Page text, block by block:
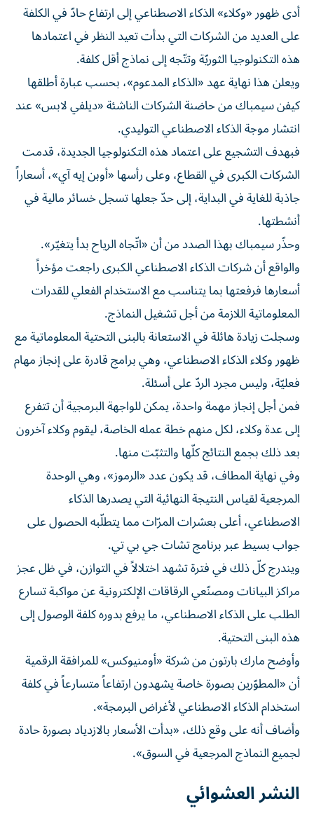
أدى ظهور «وكلاء» الذكاء الاصطناعي إلى ارتفاع حادّ في الكلفة
على العديد من الشركات التي بدأت تعيد النظر في اعتمادها
هذه التكنولوجيا الثوريّة وتتّجه إلى نماذج أقل كلفة.
ويعلن هذا نهاية عهد «الذكاء المدعوم»، بحسب عبارة أطلقها
كيفن سيمباك من حاضنة الشركات الناشئة «ديلفي لابس» عند
انتشار موجة الذكاء الاصطناعي التوليدي.
فبهدف التشجيع على اعتماد هذه التكنولوجيا الجديدة، قدمت
الشركات الكبرى في القطاع، وعلى رأسها «أوبن إيه آي»، أسعاراً
جاذبة للغاية في البداية، إلى حدّ جعلها تسجل خسائر مالية في
أنشطتها.
وحذّر سيمباك بهذا الصدد من أن «اتّجاه الرياح بدأ يتغيّر».
والواقع أن شركات الذكاء الاصطناعي الكبرى راجعت مؤخراً
أسعارها فرفعتها بما يتناسب مع الاستخدام الفعلي للقدرات
المعلوماتية اللازمة من أجل تشغيل النماذج.
وسجلت زيادة هائلة في الاستعانة بالبنى التحتية المعلوماتية مع
ظهور وكلاء الذكاء الاصطناعي، وهي برامج قادرة على إنجاز مهام
فعليّة، وليس مجرد الردّ على أسئلة.
فمن أجل إنجاز مهمة واحدة، يمكن للواجهة البرمجية أن تتفرع
إلى عدة وكلاء، لكل منهم خطة عمله الخاصة، ليقوم وكلاء آخرون
بعد ذلك بجمع النتائج كلّها والتثبّت منها.
وفي نهاية المطاف، قد يكون عدد «الرموز»، وهي الوحدة
المرجعية لقياس النتيجة النهائية التي يصدرها الذكاء
الاصطناعي، أعلى بعشرات المرّات مما يتطلّبه الحصول على
جواب بسيط عبر برنامج تشات جي بي تي.
ويندرج كلّ ذلك في فترة تشهد اختلالاً في التوازن، في ظل عجز
مراكز البيانات ومصنّعي الرقاقات الإلكترونية عن مواكبة تسارع
الطلب على الذكاء الاصطناعي، ما يرفع بدوره كلفة الوصول إلى
هذه البنى التحتية.
وأوضح مارك بارتون من شركة «أومنيوكس» للمرافقة الرقمية
أن «المطوّرين بصورة خاصة يشهدون ارتفاعاً متسارعاً في كلفة
استخدام الذكاء الاصطناعي لأغراض البرمجة».
وأضاف أنه على وقع ذلك، «بدأت الأسعار بالازدياد بصورة حادة
لجميع النماذج المرجعية في السوق».
النشر العشوائي